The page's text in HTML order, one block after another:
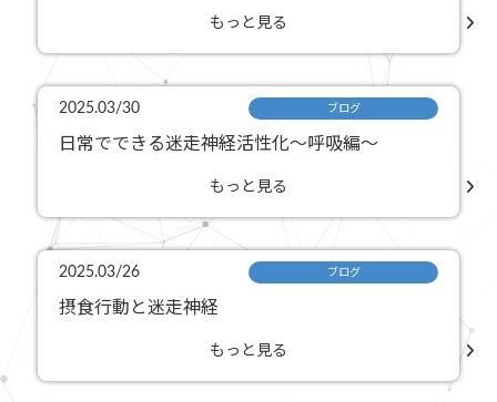
もっと見る
2025.03/30 ブログ
日常でできる迷走神経活性化〜呼吸編〜
もっと見る
2025.03/26 ブログ
摂食行動と迷走神経
もっと見る